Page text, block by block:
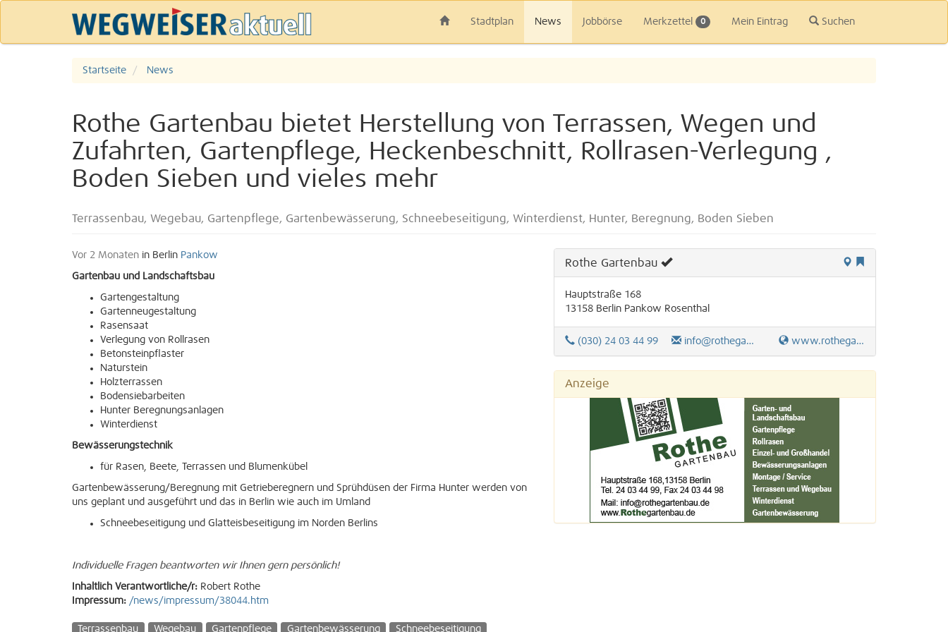
Stadtplan News Jobbörse Merkzettel 0 Mein Eintrag Suchen
Startseite News
Rothe Gartenbau bietet Herstellung von Terrassen, Wegen und
Zufahrten, Gartenpflege, Heckenbeschnitt, Rollrasen-Verlegung ,
Boden Sieben und vieles mehr
Terrassenbau, Wegebau, Gartenpflege, Gartenbewässerung, Schneebeseitigung, Winterdienst, Hunter, Beregnung, Boden Sieben
Vor 2 Monaten in Berlin Pankow
Gartenbau und Landschaftsbau
Gartengestaltung
Gartenneugestaltung
Rasensaat
Verlegung von Rollrasen
Betonsteinpflaster
Naturstein
Holzterrassen
Bodensiebarbeiten
Hunter Beregnungsanlagen
Winterdienst
Bewässerungstechnik
für Rasen, Beete, Terrassen und Blumenkübel
Gartenbewässerung/Beregnung mit Getrieberegnern und Sprühdüsen der Firma Hunter werden von
uns geplant und ausgeführt und das in Berlin wie auch im Umland
Schneebeseitigung und Glatteisbeseitigung im Norden Berlins
Individuelle Fragen beantworten wir Ihnen gern persönlich!
Inhaltlich Verantwortliche/r: Robert Rothe
Impressum: /news/impressum/38044.htm
Terrassenbau Wegebau Gartenpflege Gartenbewässerung Schneebeseitigung
Rothe Gartenbau
Hauptstraße 168
13158 Berlin Pankow Rosenthal
(030) 24 03 44 99 info@rothegartenbau.de www.rothegartenbau.de
Anzeige